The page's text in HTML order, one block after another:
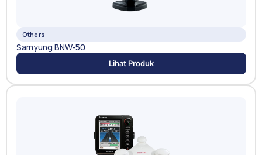
Others
Samyung BNW-50
Lihat Produk